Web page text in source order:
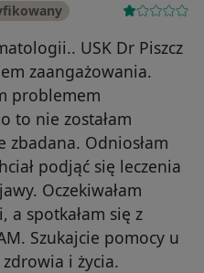
USK Dr Piszcz
zaangażowania.
problemem
to nie zostałam
zbadana. Odniosłam
podjąć się leczenia
Oczekiwałam
spotkałam się z
Szukajcie pomocy u
i życia.